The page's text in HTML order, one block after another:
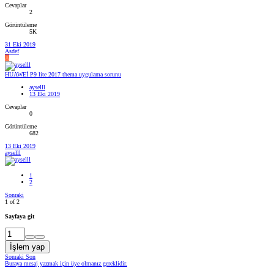
Cevaplar
2
Görüntüleme
5K
31 Eki 2019
Asdef
A
HUAWEİ P9 lite 2017 thema uygulama sorunu
ayselll
13 Eki 2019
Cevaplar
0
Görüntüleme
682
13 Eki 2019
ayselll
1
2
Sonraki
1 of 2
Sayfaya git
İşlem yap
Sonraki Son
Buraya mesaj yazmak için üye olmanız gereklidir.